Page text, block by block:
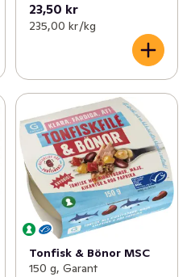
23,50 kr
235,00 kr /kg
Tonfisk & Bönor MSC
150 g, Garant